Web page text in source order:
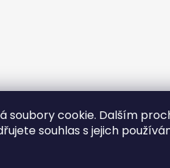
soubory cookie. Dalším
souhlas s jejich